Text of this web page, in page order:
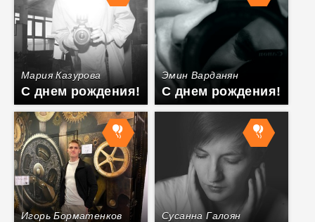
Мария Казурова
С днем рождения!
Эмин Варданян
С днем рождения!
Игорь Борматенков Сусанна Галоян